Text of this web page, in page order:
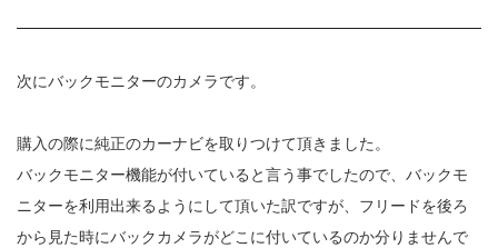
次にバックモニターのカメラです。
購入の際に純正のカーナビを取りつけて頂きました。
バックモニター機能が付いていると言う事でしたので、バックモ
ニターを利用出来るようにして頂いた訳ですが、フリードを後ろ
から見た時にバックカメラがどこに付いているのか分りませんで